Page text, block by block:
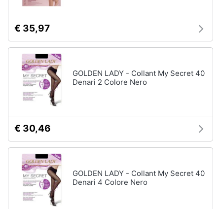
Libri,
Festività
e
ricorrenze
Assistenza
clienti
Occhiali
sole
T-
shirt
Felpa
Tuta
Pantaloni
€ 35,97
GOLDEN LADY - Collant My Secret 40
Denari 2 Colore Nero
€ 30,46
GOLDEN LADY - Collant My Secret 40
Denari 4 Colore Nero